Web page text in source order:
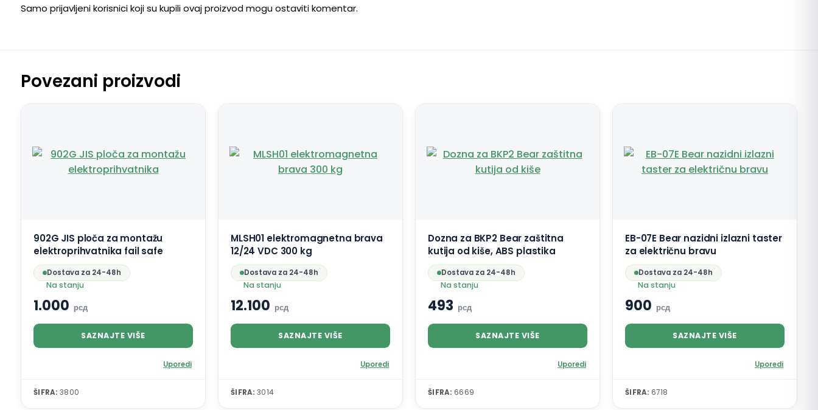
Samo prijavljeni korisnici koji su kupili ovaj proizvod mogu ostaviti komentar.
Povezani proizvodi
902G JIS ploča za montažu
elektroprihvatnika fail safe
Dostava za 24-48h
Na stanju
1.000 рсд
SAZNAJTE VIŠE
Uporedi
ŠIFRA: 3800
MLSH01 elektromagnetna brava
12/24 VDC 300 kg
Dostava za 24-48h
Na stanju
12.100 рсд
SAZNAJTE VIŠE
Uporedi
ŠIFRA: 3014
Dozna za BKP2 Bear zaštitna
kutija od kiše, ABS plastika
Dostava za 24-48h
Na stanju
493 рсд
SAZNAJTE VIŠE
Uporedi
ŠIFRA: 6669
EB-07E Bear nazidni izlazni taster
za električnu bravu
Dostava za 24-48h
Na stanju
900 рсд
SAZNAJTE VIŠE
Uporedi
ŠIFRA: 6718